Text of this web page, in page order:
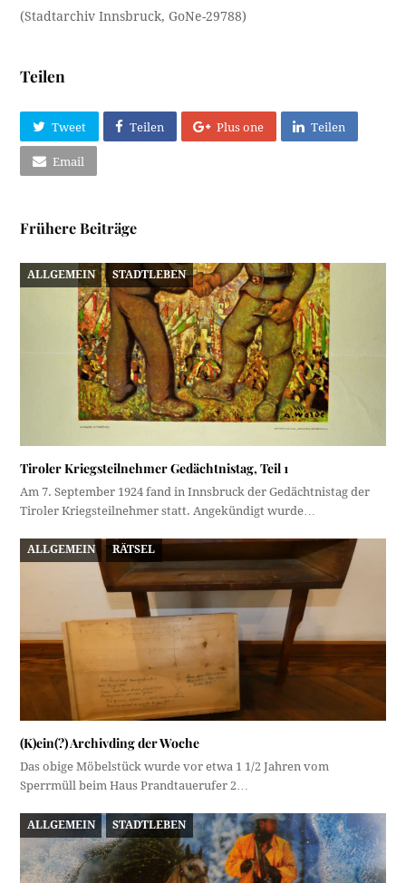
(Stadtarchiv Innsbruck, GoNe-29788)
Teilen
Tweet Teilen Plus one Teilen
Email
Frühere Beiträge
ALLGEMEIN STADTLEBEN
Tiroler Kriegsteilnehmer Gedächtnistag, Teil 1
Am 7. September 1924 fand in Innsbruck der Gedächtnistag der
Tiroler Kriegsteilnehmer statt. Angekündigt wurde…
ALLGEMEIN RÄTSEL
(K)ein(?) Archivding der Woche
Das obige Möbelstück wurde vor etwa 1 1/2 Jahren vom
Sperrmüll beim Haus Prandtauerufer 2…
ALLGEMEIN STADTLEBEN